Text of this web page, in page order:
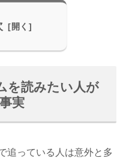
を読みたい人が
実
追っている人は意外と多